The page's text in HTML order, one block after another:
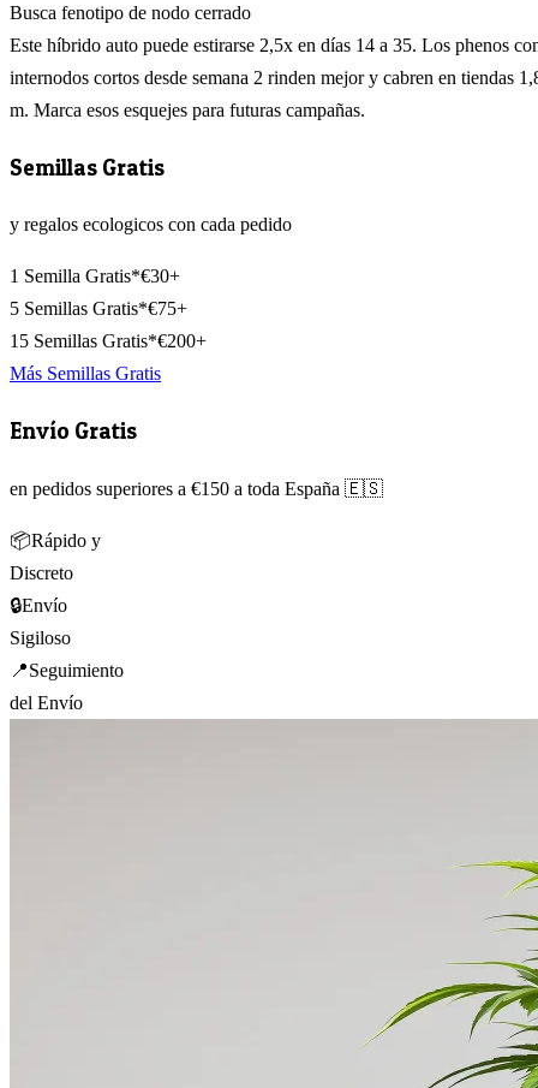
Busca fenotipo de nodo cerrado
Este híbrido auto puede estirarse 2,5x en días 14 a 35. Los phenos
internodos cortos desde semana 2 rinden mejor y cabren en tiendas
m. Marca esos esquejes para futuras campañas.
Semillas Gratis
y regalos ecologicos con cada pedido
1 Semilla Gratis*€30+
5 Semillas Gratis*€75+
15 Semillas Gratis*€200+
Más Semillas Gratis
Envío Gratis
en pedidos superiores a €150 a toda España 🇪🇸
📦Rápido y
Discreto
🔒Envío
Sigiloso
📍Seguimiento
del Envío